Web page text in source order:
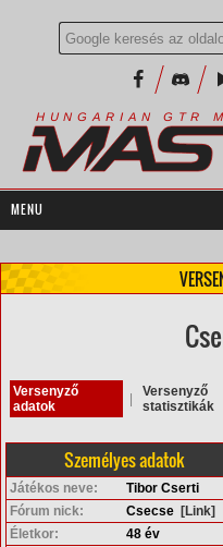
H U N G A R I A N G T R M
Versenyző
adatok
Versenyző
statisztikák
Személyes adatok
Játékos neve:
Tibor Cserti
Fórum nick:
Csecse [Link]
Életkor:
48 év